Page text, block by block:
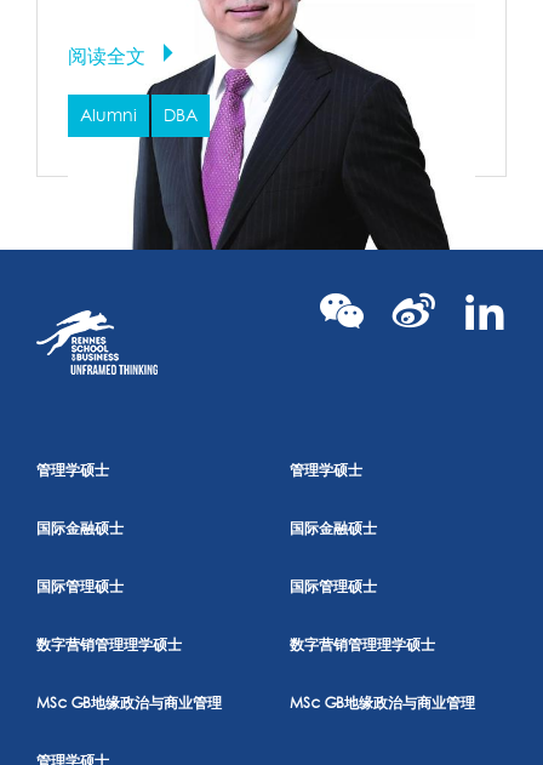
我校校友杨杰，于2019年3月加入中国移动公司
董事会，现为中国移动集团公司董事长、中国移
中国电信集团北方电信事业部总经理、中国电信
中国电信股份有限公司总裁兼首席运营官、董事
后获得挪威管理学院通信信息管理硕士学位，教
阅读全文
Alumni DBA
管理学硕士
国际金融硕士
国际管理硕士
数字营销管理理学硕士
MSc GB地缘政治与商业管理
管理学硕士
国际金融硕士
国际管理硕士
数字营销管理理学硕士
MSc GB地缘政治与商业管理
管理学硕士